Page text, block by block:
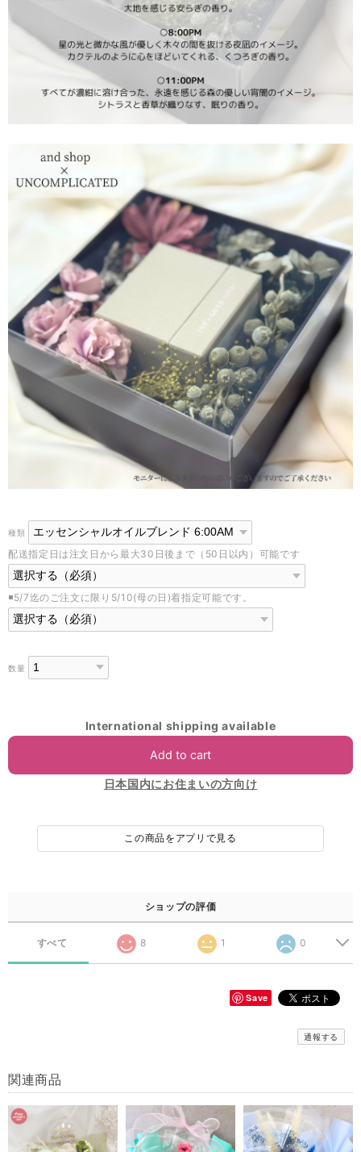
種類
配送指定日は注文日から最大30日後まで（50日以内）可能です
◾️5/7迄のご注文に限り5/10(母の日)着指定可能です。
数量
International shipping available
Add to cart
日本国内にお住まいの方向け
この商品をアプリで見る
ショップの評価
すべて 8 1 0
Save
通報する
関連商品